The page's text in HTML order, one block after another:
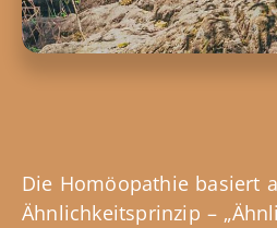
Die Homöopathie basiert
Ähnlichkeitsprinzip –